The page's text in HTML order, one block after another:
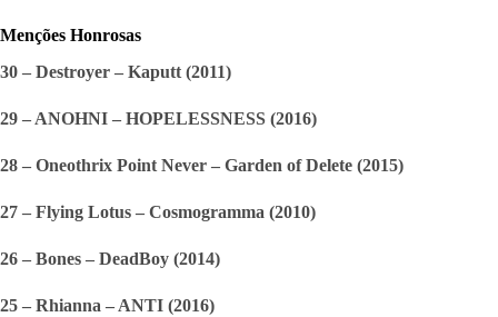
Menções Honrosas
30 – Destroyer – Kaputt (2011)
29 – ANOHNI – HOPELESSNESS (2016)
28 – Oneothrix Point Never – Garden of Delete (2015)
27 – Flying Lotus – Cosmogramma (2010)
26 – Bones – DeadBoy (2014)
25 – Rhianna – ANTI (2016)